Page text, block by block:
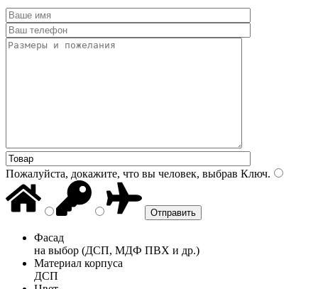
Пожалуйста, докажите, что вы человек, выбрав Ключ.
Фасад
на выбор (ДСП, МДФ ПВХ и др.)
Материал корпуса
ДСП